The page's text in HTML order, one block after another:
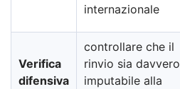
internazionale
Verifica
difensiva
controllare che il
rinvio sia davvero
imputabile alla